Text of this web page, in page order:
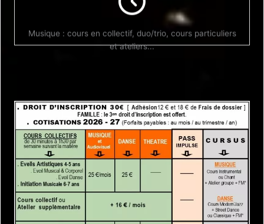
Musique : cours en collectif, duo/trio, cours particuliers
et ateliers...
âge, niveau et style musical.
Infos Inscriptions